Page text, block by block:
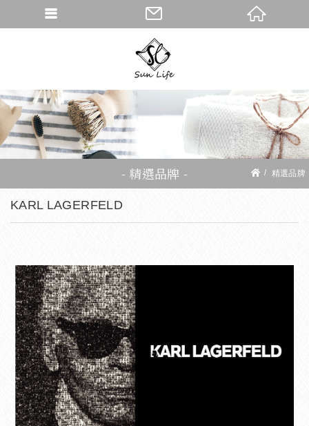
精選品牌 精選品牌
KARL LAGERFELD